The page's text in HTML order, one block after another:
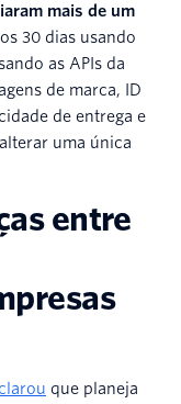
mais de um
30 dias usando
as APIs da
de marca, ID
de entrega e
uma única
entre
que planeja